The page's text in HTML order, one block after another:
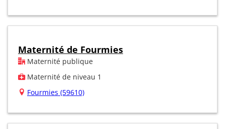
Maternité de Fourmies
Maternité publique
Maternité de niveau 1
Fourmies (59610)